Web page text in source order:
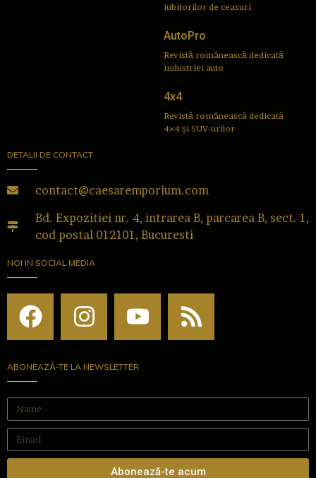
iubitorilor de ceasuri
AutoPro
Revistă românească dedicată
industriei auto
4x4
Revistă românească dedicată
4×4 și SUV-urilor
DETALII DE CONTACT
contact@caesaremporium.com
Bd. Expozitiei nr. 4, intrarea B, parcarea B, sect. 1,
cod postal 012101, Bucuresti
NOI IN SOCIAL MEDIA
ABONEAZĂ-TE LA NEWSLETTER
Abonează-te acum